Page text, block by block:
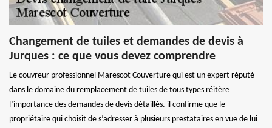
Changement de tuiles et demandes de devis à
Jurques : ce que vous devez comprendre
Le couvreur professionnel Marescot Couverture qui est un expert réputé
dans le domaine du remplacement de tuiles de tous types réitère
l’importance des demandes de devis détaillés. il confirme que le
propriétaire qui choisit de s’adresser à plusieurs prestataires en vue de lui